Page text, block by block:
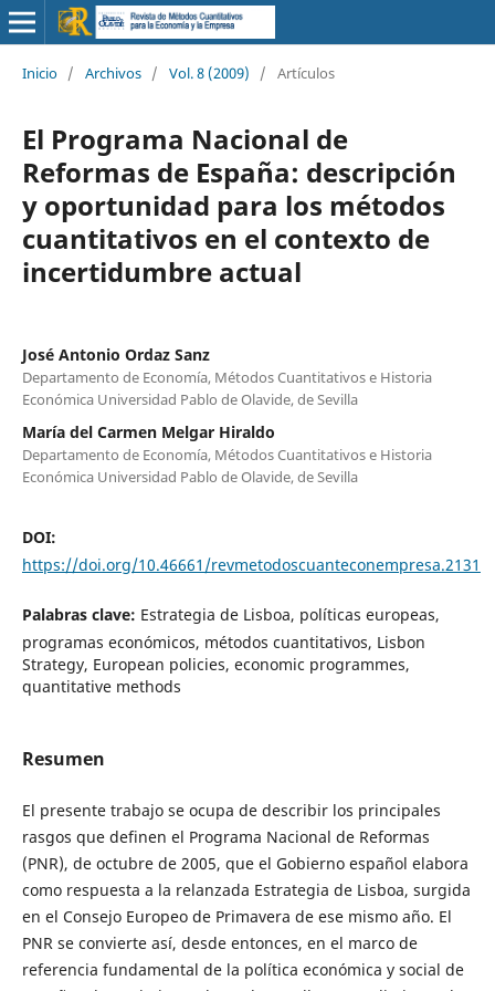
Inicio / Archivos / Vol. 8 (2009) / Artículos
El Programa Nacional de
Reformas de España: descripción
y oportunidad para los métodos
cuantitativos en el contexto de
incertidumbre actual
José Antonio Ordaz Sanz
Departamento de Economía, Métodos Cuantitativos e Historia
Económica Universidad Pablo de Olavide, de Sevilla
María del Carmen Melgar Hiraldo
Departamento de Economía, Métodos Cuantitativos e Historia
Económica Universidad Pablo de Olavide, de Sevilla
DOI:
https://doi.org/10.46661/revmetodoscuanteconempresa.2131
Palabras clave: Estrategia de Lisboa, políticas europeas,
programas económicos, métodos cuantitativos, Lisbon
Strategy, European policies, economic programmes,
quantitative methods
Resumen
El presente trabajo se ocupa de describir los principales
rasgos que definen el Programa Nacional de Reformas
(PNR), de octubre de 2005, que el Gobierno español elabora
como respuesta a la relanzada Estrategia de Lisboa, surgida
en el Consejo Europeo de Primavera de ese mismo año. El
PNR se convierte así, desde entonces, en el marco de
referencia fundamental de la política económica y social de